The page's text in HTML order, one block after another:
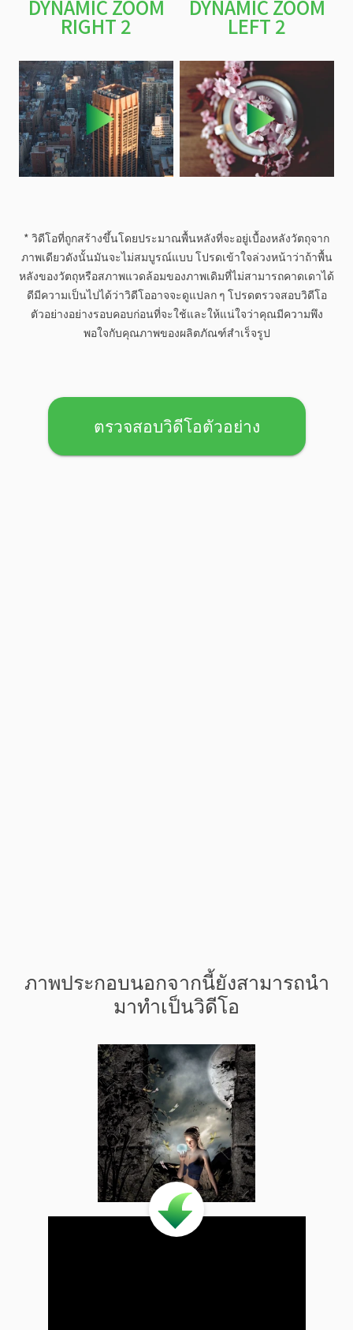
DYNAMIC ZOOM
RIGHT 2
DYNAMIC ZOOM
LEFT 2
* วิดีโอที่ถูกสร้างขึ้นโดยประมาณพื้นหลังที่จะอยู่เบื้องหลังวัตถุจาก
ภาพเดียวดังนั้นมันจะไม่สมบูรณ์แบบ โปรดเข้าใจล่วงหน้าว่าถ้าพื้น
หลังของวัตถุหรือสภาพแวดล้อมของภาพเดิมที่ไม่สามารถคาดเดาได้
ดีมีความเป็นไปได้ว่าวิดีโออาจจะดูแปลก ๆ โปรดตรวจสอบวิดีโอ
ตัวอย่างอย่างรอบคอบก่อนที่จะใช้และให้แน่ใจว่าคุณมีความพึง
พอใจกับคุณภาพของผลิตภัณฑ์สำเร็จรูป
ตรวจสอบวิดีโอตัวอย่าง
ภาพประกอบนอกจากนี้ยังสามารถนำ
มาทำเป็นวิดีโอ